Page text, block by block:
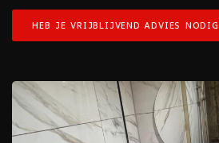
HEB JE VRIJBLIJVEND ADVIES